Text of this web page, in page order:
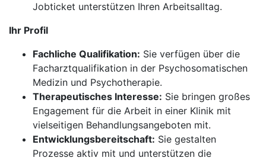
Jobticket unterstützen Ihren Arbeitsalltag.
Ihr Profil
Fachliche Qualifikation: Sie verfügen über die
Facharztqualifikation in der Psychosomatischen
Medizin und Psychotherapie.
Therapeutisches Interesse: Sie bringen großes
Engagement für die Arbeit in einer Klinik mit
vielseitigen Behandlungsangeboten mit.
Entwicklungsbereitschaft: Sie gestalten
Prozesse aktiv mit und unterstützen die